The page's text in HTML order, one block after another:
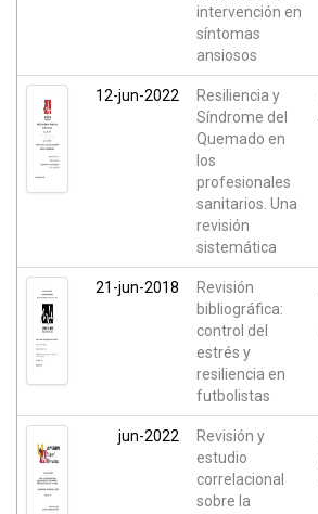
intervención en
síntomas
ansiosos
12-jun-2022
Resiliencia y
Síndrome del
Quemado en
los
profesionales
sanitarios. Una
revisión
sistemática
21-jun-2018
Revisión
bibliográfica:
control del
estrés y
resiliencia en
futbolistas
jun-2022
Revisión y
estudio
correlacional
sobre la